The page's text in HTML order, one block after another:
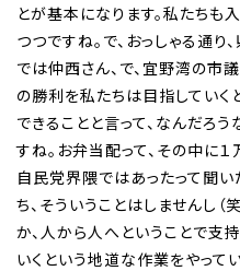
とが基本になります。私たちも
つつですね。で、おっしゃる通
では仲西さん、で、宜野湾の市
の勝利を私たちは目指していく
できることと言って、なんだろ
すね。お弁当配って、その中に
自民党界隈ではあったって聞い
ち、そういうことはしませんし（
か、人から人へということで支
いくという地道な作業をやって